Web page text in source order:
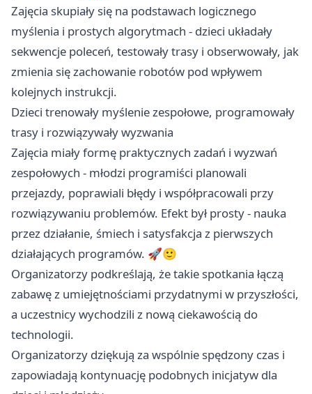
Zajęcia skupiały się na podstawach logicznego
myślenia i prostych algorytmach - dzieci układały
sekwencje poleceń, testowały trasy i obserwowały, jak
zmienia się zachowanie robotów pod wpływem
kolejnych instrukcji.
Dzieci trenowały myślenie zespołowe, programowały
trasy i rozwiązywały wyzwania
Zajęcia miały formę praktycznych zadań i wyzwań
zespołowych - młodzi programiści planowali
przejazdy, poprawiali błędy i współpracowali przy
rozwiązywaniu problemów. Efekt był prosty - nauka
przez działanie, śmiech i satysfakcja z pierwszych
działających programów. 🚀🙂
Organizatorzy podkreślają, że takie spotkania łączą
zabawę z umiejętnościami przydatnymi w przyszłości,
a uczestnicy wychodzili z nową ciekawością do
technologii.
Organizatorzy dziękują za wspólnie spędzony czas i
zapowiadają kontynuację podobnych inicjatyw dla